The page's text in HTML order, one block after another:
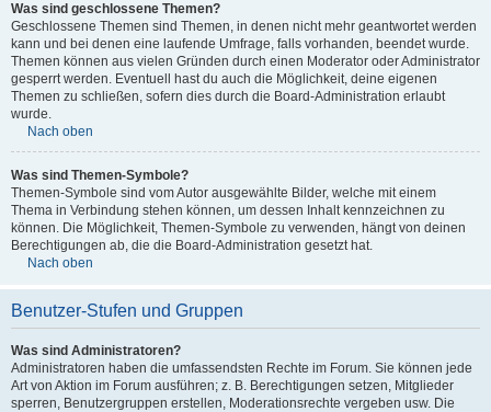
Was sind geschlossene Themen?
Geschlossene Themen sind Themen, in denen nicht mehr geantwortet werden
kann und bei denen eine laufende Umfrage, falls vorhanden, beendet wurde.
Themen können aus vielen Gründen durch einen Moderator oder Administrator
gesperrt werden. Eventuell hast du auch die Möglichkeit, deine eigenen
Themen zu schließen, sofern dies durch die Board-Administration erlaubt
wurde.
Nach oben
Was sind Themen-Symbole?
Themen-Symbole sind vom Autor ausgewählte Bilder, welche mit einem
Thema in Verbindung stehen können, um dessen Inhalt kennzeichnen zu
können. Die Möglichkeit, Themen-Symbole zu verwenden, hängt von deinen
Berechtigungen ab, die die Board-Administration gesetzt hat.
Nach oben
Benutzer-Stufen und Gruppen
Was sind Administratoren?
Administratoren haben die umfassendsten Rechte im Forum. Sie können jede
Art von Aktion im Forum ausführen; z. B. Berechtigungen setzen, Mitglieder
sperren, Benutzergruppen erstellen, Moderationsrechte vergeben usw. Die